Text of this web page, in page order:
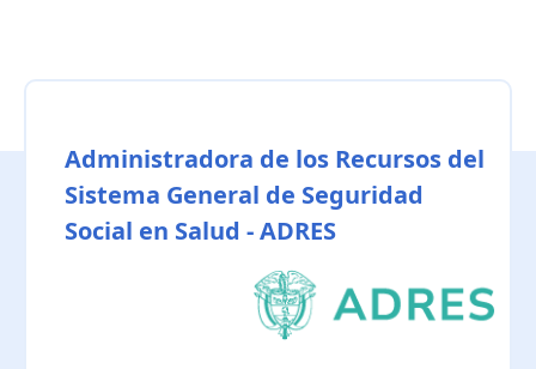
Administradora de los Recursos del
Sistema General de Seguridad
Social en Salud - ADRES